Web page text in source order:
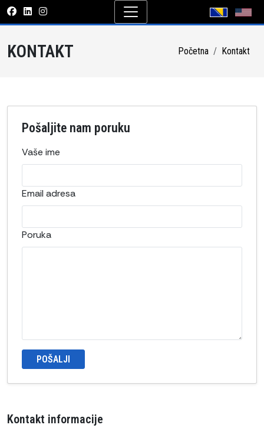
KONTAKT Početna Kontakt
Pošaljite nam poruku
Vaše ime
Email adresa
Poruka
POŠALJI
Kontakt informacije